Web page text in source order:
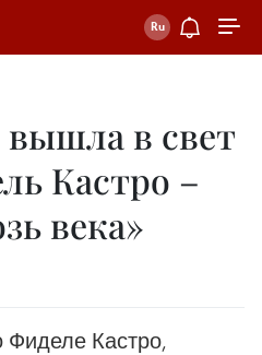
в свет
Кастро –
века»
Фиделе Кастро,